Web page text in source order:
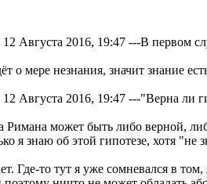
Августа 2016, 19:47 ---В первом
о мере незнания, значит знание
Августа 2016, 19:47 ---"Верна ли
Римана может быть либо верной,
я знаю об этой гипотезе, хотя
Где-то тут я уже сомневался в